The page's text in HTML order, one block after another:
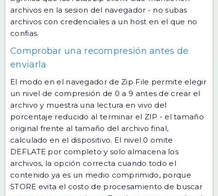
archivos en la sesion del navegador - no subas
archivos con credenciales a un host en el que no
confias.
Comprobar una recompresión antes de
enviarla
El modo en el navegador de Zip File permite elegir
un nivel de compresión de 0 a 9 antes de crear el
archivo y muestra una lectura en vivo del
porcentaje reducido al terminar el ZIP - el tamaño
original frente al tamaño del archivo final,
calculado en el dispositivo. El nivel 0 omite
DEFLATE por completo y solo almacena los
archivos, la opción correcta cuando todo el
contenido ya es un medio comprimido, porque
STORE evita el costo de procesamiento de buscar